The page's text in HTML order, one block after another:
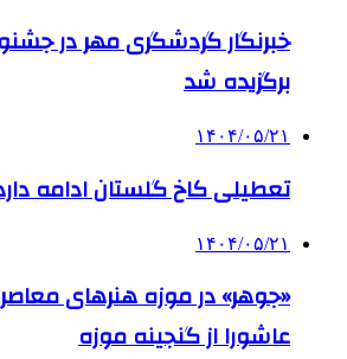
خبرنگار گردشگری مهر در
برگزیده شد
۱۴۰۴/۰۵/۲۱
تعطیلی کاخ گلستان ادامه
۱۴۰۴/۰۵/۲۱
«جوهر» در موزه هنرهای
عاشورا از گنجینه موزه